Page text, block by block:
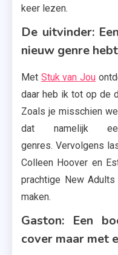
keer lezen.
De uitvinder:
nieuw genre
Met Stuk van Jou
daar heb ik tot op de
Zoals je misschien
dat namelijk
genres. Vervolgens
Colleen Hoover en
prachtige New
maken.
Gaston: Een
cover maar met